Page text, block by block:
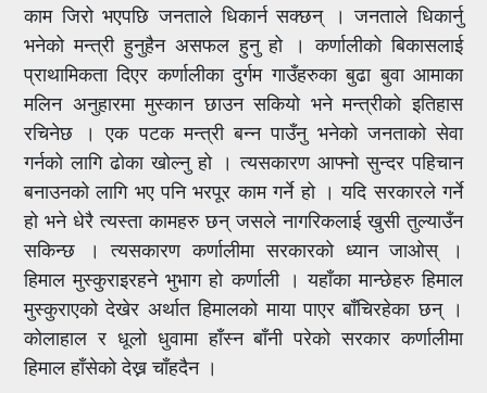
काम जिरो भएपछि जनताले धिकार्न सक्छन् । जनताले धिकार्नु
भनेको मन्त्री हुनुहैन असफल हुनु हो । कर्णालीको बिकासलाई
प्राथामिकता दिएर कर्णालीका दुर्गम गाउँहरुका बुढा बुवा आमाका
मलिन अनुहारमा मुस्कान छाउन सकियो भने मन्त्रीको इतिहास
रचिनेछ । एक पटक मन्त्री बन्न पाउँनु भनेको जनताको सेवा
गर्नको लागि ढोका खोल्नु हो । त्यसकारण आफ्नो सुन्दर पहिचान
बनाउनको लागि भए पनि भरपूर काम गर्ने हो । यदि सरकारले गर्ने
हो भने धेरै त्यस्ता कामहरु छन् जसले नागरिकलाई खुसी तुल्याउँन
सकिन्छ । त्यसकारण कर्णालीमा सरकारको ध्यान जाओस् ।
हिमाल मुस्कुराइरहने भुभाग हो कर्णाली । यहाँका मान्छेहरु हिमाल
मुस्कुराएको देखेर अर्थात हिमालको माया पाएर बाँचिरहेका छन् ।
कोलाहाल र धूलो धुवामा हाँस्न बाँनी परेको सरकार कर्णालीमा
हिमाल हाँसेको देख्न चाँहदैन ।